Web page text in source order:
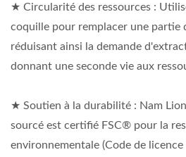
★ Circularité des ressources :
coquille pour remplacer une partie
réduisant ainsi la demande
donnant une seconde vie aux
★ Soutien à la durabilité : Nam
sourcé est certifié FSC® pour la
environnementale (Code de